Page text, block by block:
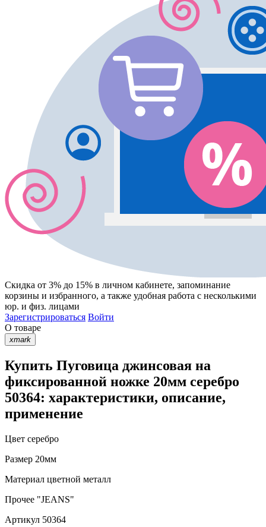
Скидка от 3% до 15% в личном кабинете, запоминание
корзины и избранного, а также удобная работа с несколькими
юр. и физ. лицами
Зарегистрироваться Войти
О товаре
xmark
Купить Пуговица джинсовая на
фиксированной ножке 20мм серебро
50364: характеристики, описание,
применение
Цвет серебро
Размер 20мм
Материал цветной металл
Прочее "JEANS"
Артикул 50364